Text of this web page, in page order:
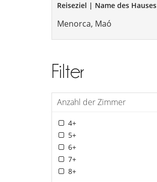
Reiseziel | Name des Hauses
Filter
Anzahl der Zimmer
4+
5+
6+
7+
8+